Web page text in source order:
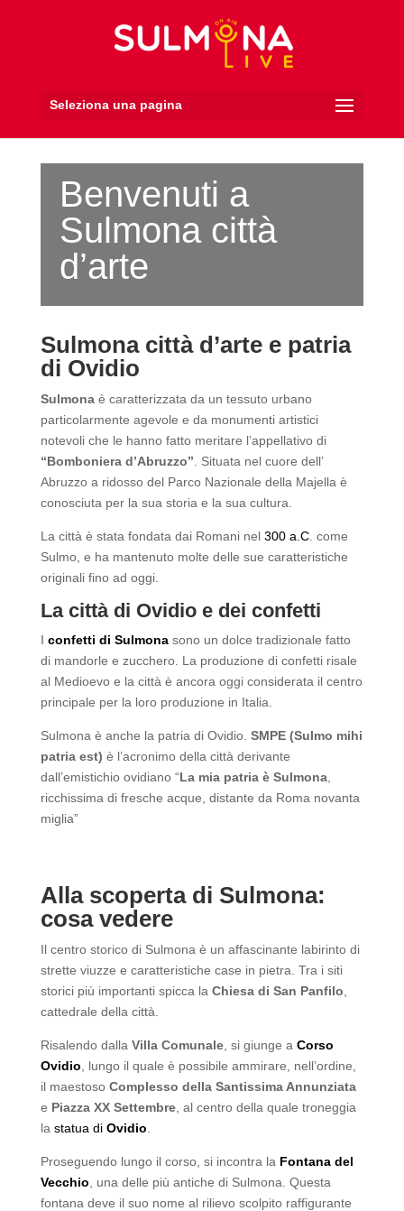
Seleziona una pagina
Benvenuti a
Sulmona città
d’arte
Sulmona città d’arte e patria
di Ovidio
Sulmonaè caratterizzata da un tessuto urbano
particolarmente agevole e da monumenti artistici
notevoli che le hanno fatto meritare l’appellativo di
“Bomboniera d’Abruzzo” . Situata nel cuore dell’
Abruzzo a ridosso del Parco Nazionale della Majella è
conosciuta per la sua storia e la sua cultura.
La città è stata fondata dai Romani nel 300 a.C. come
Sulmo, e ha mantenuto molte delle sue caratteristiche
originali fino ad oggi.
La città di Ovidio e dei confetti
I confetti di Sulmona sono un dolce tradizionale fatto
di mandorle e zucchero. La produzione di confetti risale
al Medioevo e la città è ancora oggi considerata il centro
principale per la loro produzione in Italia.
Sulmona è anche la patria di Ovidio. SMPE (Sulmo mihi
patria est) è l’acronimo della città derivante
dall’emistichio ovidiano “La mia patria è Sulmona,
ricchissima di fresche acque, distante da Roma novanta
miglia”
Alla scoperta di Sulmona:
cosa vedere
Il centro storico di Sulmona è un affascinante labirinto di
strette viuzze e caratteristiche case in pietra. Tra i siti
storici più importanti spicca la Chiesa di San Panfilo
cattedrale della città.
Risalendo dalla Villa Comunale, si giunge a Corso
Ovidio , lungo il quale è possibile ammirare, nell’ordine,
il maestoso Complesso della Santissima Annunziata
e Piazza XX Settembre, al centro della quale troneggia
la statua di Ovidio
Proseguendo lungo il corso, si incontra la Fontana del
Vecchio , una delle più antiche di Sulmona. Questa
fontana deve il suo nome al rilievo scolpito raffigurante